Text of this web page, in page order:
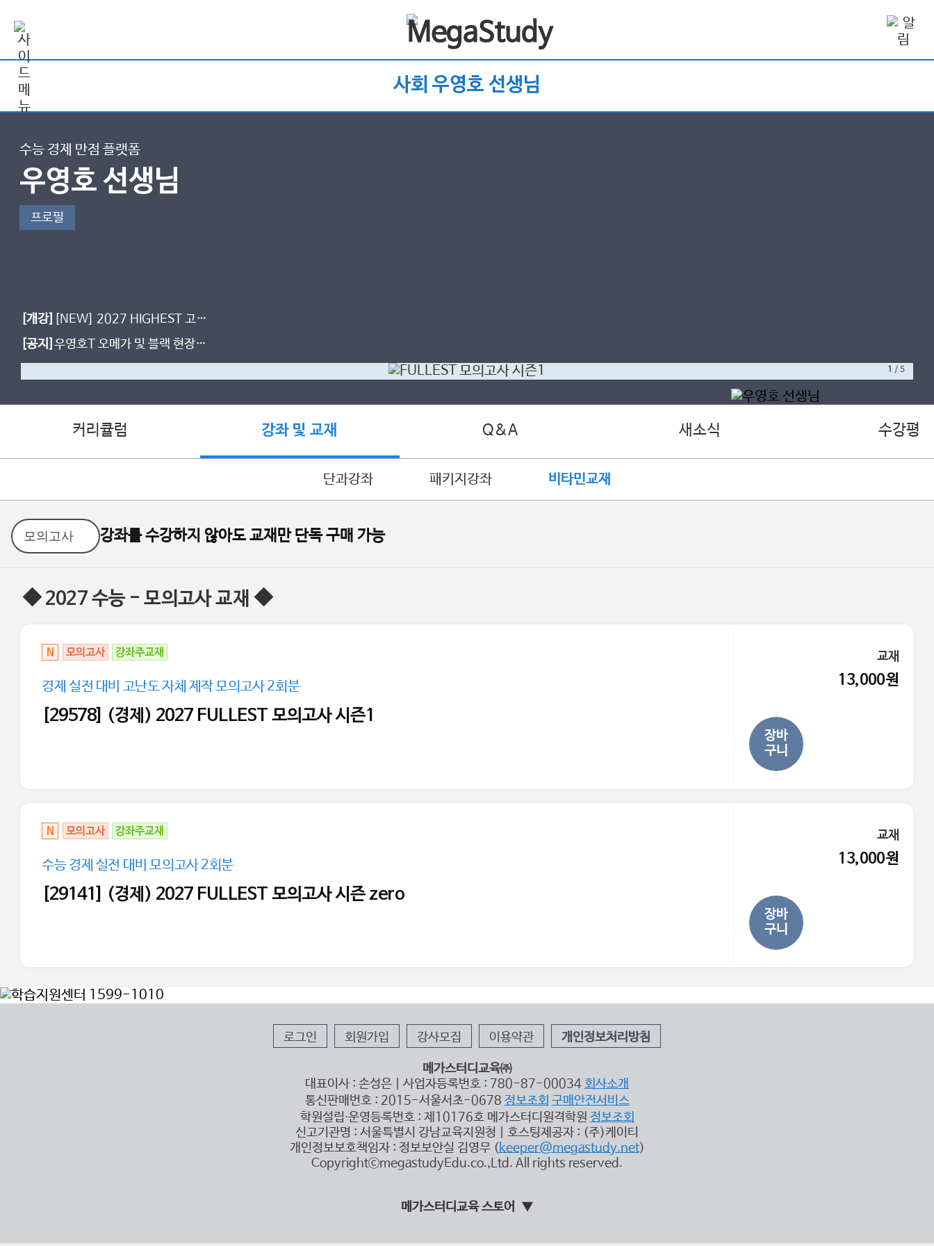
사회 우영호 선생님
수능 경제 만점 플랫폼
우영호 선생님
프로필
[개강]
[NEW] 2027 HIGHEST 고난
도 문제 풀이 [인강]
[공지] 우영호T 오메가 및 블랙 현장
1 /5
커리큘럼 강좌 및 교재 Q&A 새소식 수강평
단과강좌 패키지강좌 비타민교재
강좌를 수강하지 않아도 교재만 단독 구매 가능
◆ 2027 수능 - 모의고사 교재 ◆
N 모의고사 강좌주교재
경제 실전 대비 고난도 자체 제작 모의고사 2회분
[29578] (경제) 2027 FULLEST 모의고사 시즌1
교재
13,000원
장바
구니
N 모의고사 강좌주교재
수능 경제 실전 대비 모의고사 2회분
[29141] (경제) 2027 FULLEST 모의고사 시즌 zero
교재
13,000원
장바
구니
로그인 회원가입 강사모집 이용약관 개인정보처리방침
메가스터디교육㈜
대표이사 : 손성은 | 사업자등록번호 : 780-87-00034 회사소개
통신판매번호 : 2015-서울서초-0678 정보조회 구매안전서비스
학원설립∙운영등록번호 : 제10176호 메가스터디원격학원 정보조회
신고기관명 : 서울특별시 강남교육지원청 | 호스팅제공자 : (주)케이티
개인정보보호책임자 : 정보보안실 김영무 ( keeper@megastudy.net)
CopyrightⓒmegastudyEdu.co.,Ltd. All rights reserved.
메가스터디교육 스토어